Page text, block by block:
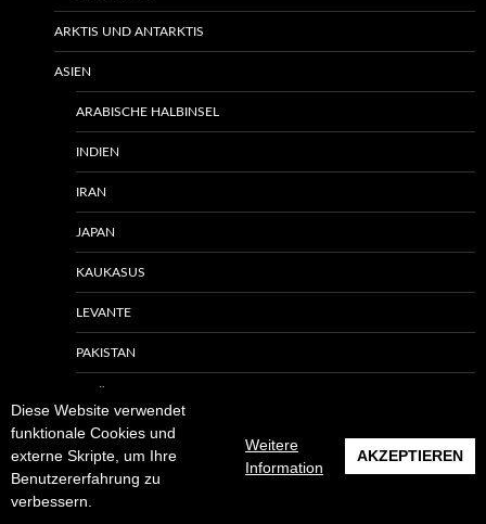
Diese Website verwendet
funktionale Cookies und
externe Skripte, um Ihre
Benutzererfahrung zu
verbessern.
Weitere
Information
AKZEPTIEREN
ARKTIS UND ANTARKTIS
ASIEN
ARABISCHE HALBINSEL
INDIEN
IRAN
JAPAN
KAUKASUS
LEVANTE
PAKISTAN
RUSSLAND/SOWJETUNION
AUSTRALIEN UND OZEANIEN